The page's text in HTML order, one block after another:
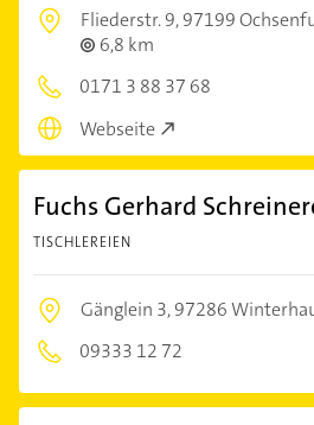
Fliederstr. 9,97199
6,8 km
0171 3 88 37 68
Webseite
Fuchs Gerhard
TISCHLEREIEN
Gänglein 3,97286
09333 12 72